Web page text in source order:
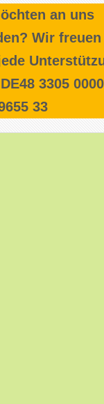
an uns
Wir
3305 0000
33